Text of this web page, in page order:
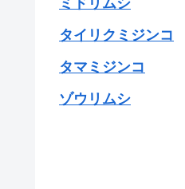
ミドリムシ
タイリクミジンコ
タマミジンコ
ゾウリムシ